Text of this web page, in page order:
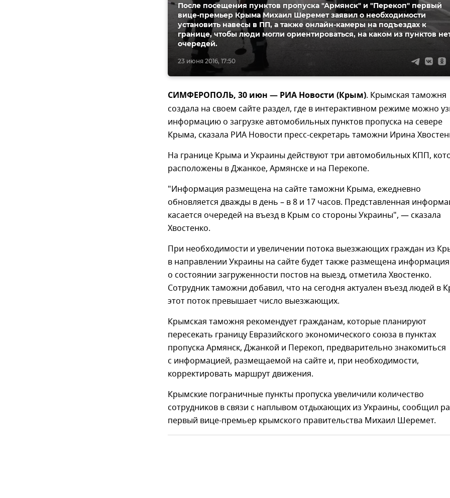
23 июня 2016, 17:50
После посещения пунктов пропуска "Армянск" и "Перекоп" первый
вице-премьер Крыма Михаил Шеремет заявил о необходимости
установить навесы в ПП, а также онлайн-камеры на подъездах к
границе, чтобы люди могли ориентироваться, на каком из пунктов
очередей.
СИМФЕРОПОЛЬ, 30 июн — РИА Новости (Крым). Крымская таможня
создала на своем сайте раздел, где в интерактивном режиме можно
информацию о загрузке автомобильных пунктов пропуска на севере
Крыма, сказала РИА Новости пресс-секретарь таможни Ирина
На границе Крыма и Украины действуют три автомобильных КПП,
расположены в Джанкое, Армянске и на Перекопе.
"Информация размещена на сайте таможни Крыма, ежедневно
обновляется дважды в день – в 8 и 17 часов. Представленная
касается очередей на въезд в Крым со стороны Украины", — сказала
Хвостенко.
При необходимости и увеличении потока выезжающих граждан из
в направлении Украины на сайте будет также размещена информация
о состоянии загруженности постов на выезд, отметила Хвостенко.
Сотрудник таможни добавил, что на сегодня актуален въезд людей в
этот поток превышает число выезжающих.
Крымская таможня рекомендует гражданам, которые планируют
пересекать границу Евразийского экономического союза в пунктах
пропуска Армянск, Джанкой и Перекоп, предварительно знакомиться
с информацией, размещаемой на сайте и, при необходимости,
корректировать маршрут движения.
Крымские пограничные пункты пропуска увеличили количество
сотрудников в связи с наплывом отдыхающих из Украины, сообщил
первый вице-премьер крымского правительства Михаил Шеремет.